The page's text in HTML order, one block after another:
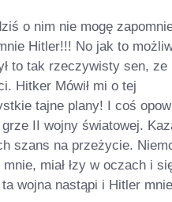
o nim nie mogę
Hitler!!! No jak to
to tak rzeczywisty sen, ze
Hitker Mówił mi o tej
tajne plany! I coś
II wojny światowej.
szans na przeżycie.
miał łzy w oczach i
wojna nastąpi i Hitler mnie